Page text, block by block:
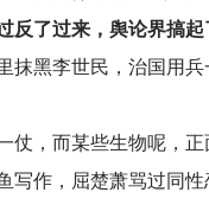
反了过来，舆论界搞
抹黑李世民，治国用
，而某些生物呢，正
写作，屈楚萧骂过同